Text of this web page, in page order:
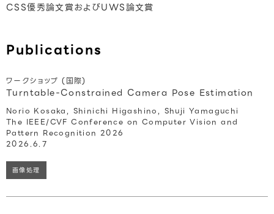
CSS優秀論文賞およびUWS論文賞
Publications
ワークショップ (国際)
Turntable-Constrained Camera Pose Estimation
Norio Kosaka, Shinichi Higashino, Shuji Yamaguchi
The IEEE/CVF Conference on Computer Vision and
Pattern Recognition 2026
2026.6.7
画像処理